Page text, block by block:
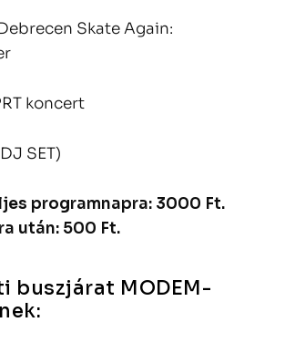
Skate Again:
koncert
SET)
programnapra: 3000 Ft.
után: 500 Ft.
buszjárat MODEM-